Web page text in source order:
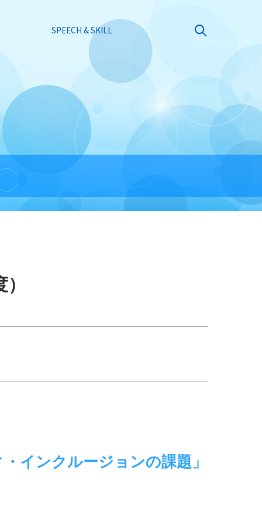
SPEECH & SKILL
インクルージョンの課題」